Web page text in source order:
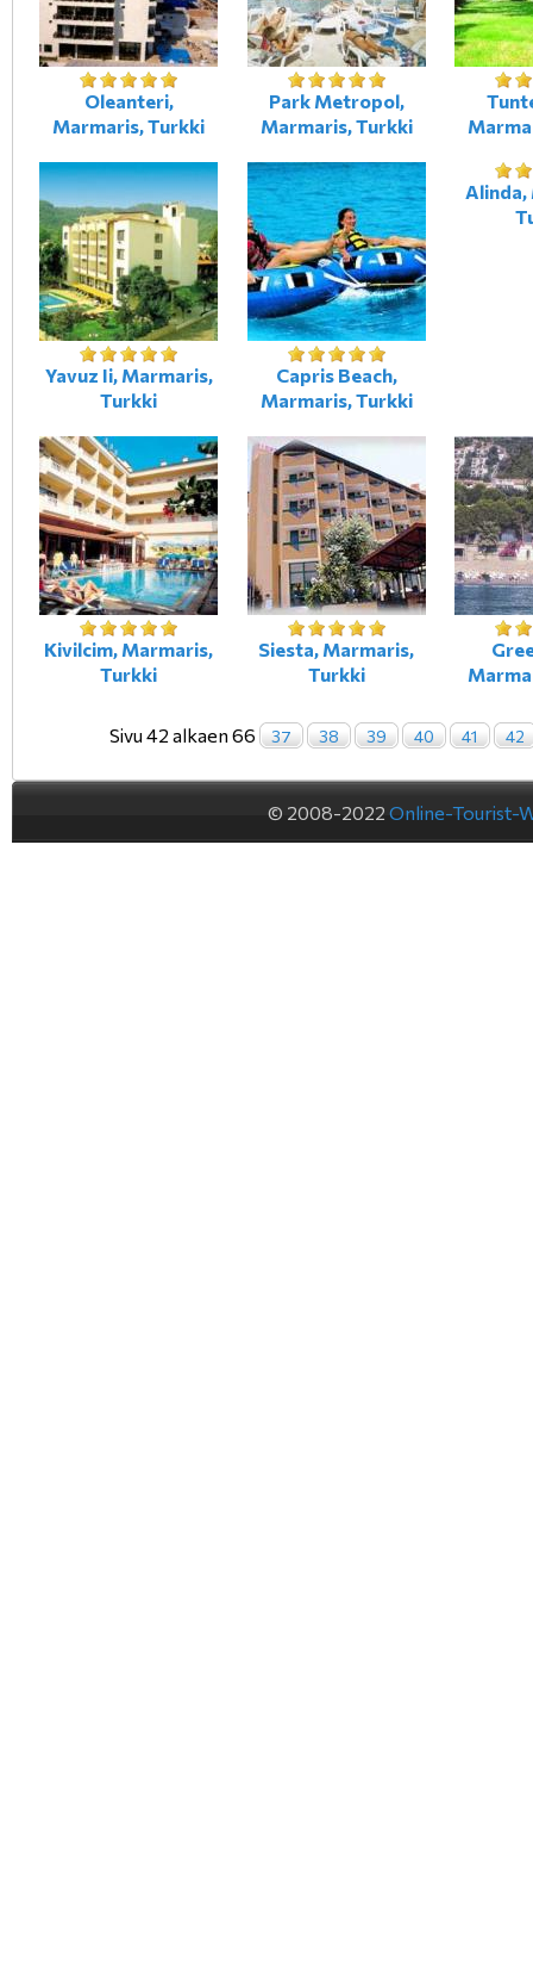
Oleanteri,
Marmaris, Turkki
Park Metropol,
Marmaris, Turkki
Yavuz Ii, Marmaris,
Turkki
Capris Beach,
Marmaris, Turkki
Alinda,
Kivilcim, Marmaris,
Turkki
Siesta, Marmaris,
Turkki
Sivu 42 alkaen 66 37 38 39 40 41 42
© 2008-2022 Online-Tourist-